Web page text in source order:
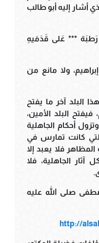
أشار إليه أبو طالب
*** عَلى قَدَمَيهِ
ولا مانع من
البلد آخر ما يفتح
البلد الأمين،
أحكام الجاهلية
كانت تمارس في
فلا يعبد إلا
الجاهلية، فلا
صلى الله عليه
http://